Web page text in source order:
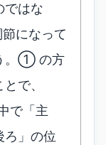
ではな
になって
。① の方
で、
で「主
ろ」の位